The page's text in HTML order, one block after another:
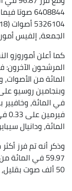
6408844
الجمعة، إلفيس
كما أعلن أموروزو
المائة، ودانيال سيبايوس على
59.97 في المائة
50 ألف صوت بقليل، أو 0.41 في المائة.